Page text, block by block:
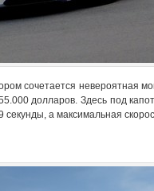
сочетается невероятная
долларов. Здесь под
секунды, а максимальная